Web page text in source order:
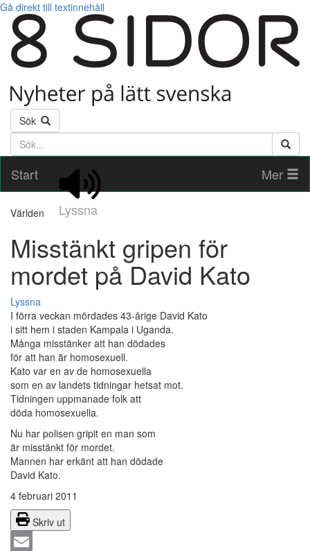
Gå direkt till textinnehåll
Sök
Söktext
Start
Lyssna
Mer
Världen
Misstänkt gripen för
mordet på David Kato
Lyssna
I förra veckan mördades 43-årige David Kato
i sitt hem i staden Kampala i Uganda.
Många misstänker att han dödades
för att han är homosexuell.
Kato var en av de homosexuella
som en av landets tidningar hetsat mot.
Tidningen uppmanade folk att
döda homosexuella.
Nu har polisen gripit en man som
är misstänkt för mordet.
Mannen har erkänt att han dödade
David Kato.
4 februari 2011
Skriv ut